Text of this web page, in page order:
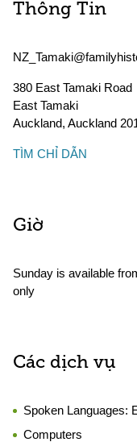
Thông Tin
380 East Tamaki Road
East Tamaki
Auckland, Auckland
TÌM CHỈ DẪN
Giờ
Sunday is available
only
Các dịch vụ
Spoken Languages:
Computers